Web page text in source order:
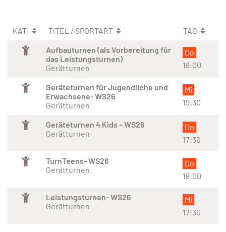
KAT. TITEL / SPORTART
TAG
Aufbauturnen (als Vorbereitung für
das Leistungsturnen)
Gerätturnen
Do
18:00
Geräteturnen für Jugendliche und
Erwachsene- WS26
Gerätturnen
Mi
19:30
Geräteturnen 4 Kids – WS26
Gerätturnen
Do
17:30
TurnTeens- WS26
Gerätturnen
Do
18:00
Leistungsturnen- WS26
Gerätturnen
Mi
17:30